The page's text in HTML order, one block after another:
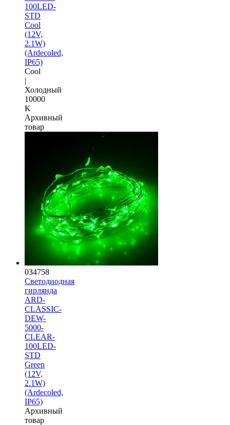
100LED-
STD
Cool
(12V,
2.1W)
(Ardecoled,
IP65)
Cool
|
Холодный
10000
K
Архивный
товар
034758
Светодиодная
гирлянда
ARD-
CLASSIC-
DEW-
5000-
CLEAR-
100LED-
STD
Green
(12V,
2.1W)
(Ardecoled,
IP65)
Архивный
товар